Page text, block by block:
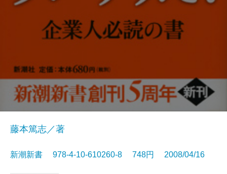
藤本篤志／著
新潮新書 978-4-10-610260-8 748円 2008/04/16